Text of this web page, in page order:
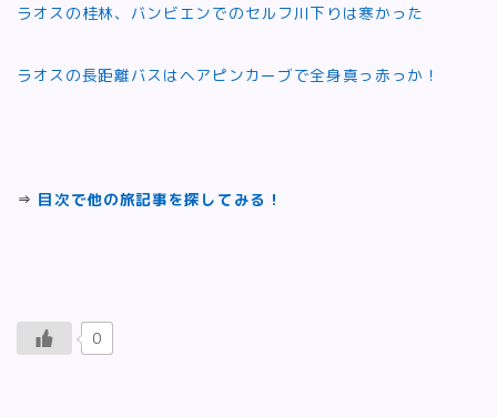
ラオスの桂林、バンビエンでのセルフ川下りは寒かった
ラオスの長距離バスはヘアピンカーブで全身真っ赤っか！
⇒ 目次で他の旅記事を探してみる！
0